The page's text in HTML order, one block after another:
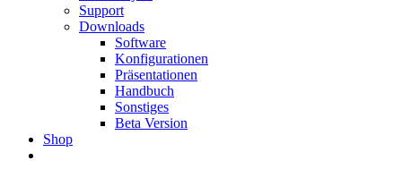
Support
Downloads
Software
Konfigurationen
Präsentationen
Handbuch
Sonstiges
Beta Version
Shop